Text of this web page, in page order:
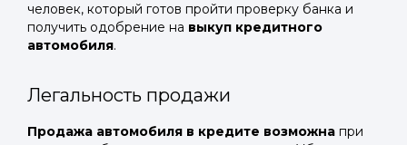
человек, который готов пройти проверку банка и
получить одобрение на выкуп кредитного
автомобиля.
Легальность продажи
Продажа автомобиля в кредите возможна при